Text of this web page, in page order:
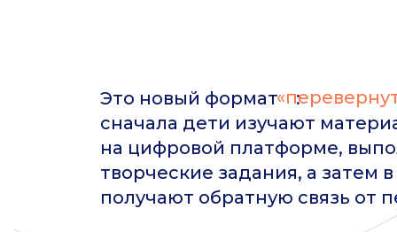
Это новый формат ㅤㅤ ㅤㅤㅤㅤㅤㅤ ㅤㅤ ㅤㅤ:
сначала дети изучают
на цифровой платформе,
творческие задания, а затем
получают обратную связь от